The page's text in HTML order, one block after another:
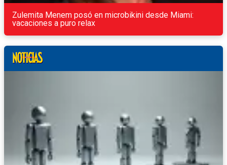
Zulemita Menem posó en microbikini desde Miami:
vacaciones a puro relax